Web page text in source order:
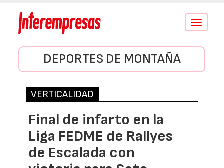
Conmutar
DEPORTES DE MONTAÑA
VERTICALIDAD
Final de infarto en la
Liga FEDME de Rallyes
de Escalada con